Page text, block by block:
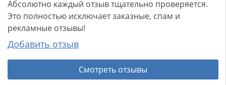
Абсолютно каждый отзыв тщательно проверяется.
Это полностью исключает заказные, спам и
рекламные отзывы!
Добавить отзыв
Смотреть отзывы